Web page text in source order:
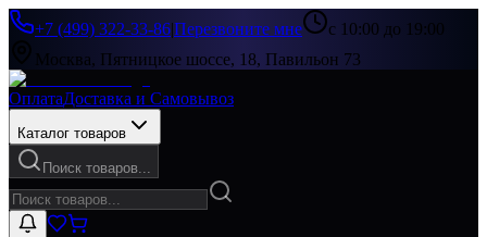
+7 (499) 322-33-86|Перезвоните мне
с 10:00 до 19:00
Москва, Пятницкое шоссе, 18, Павильон 73
ОплатаДоставка и Самовывоз
Каталог товаров
Поиск товаров...